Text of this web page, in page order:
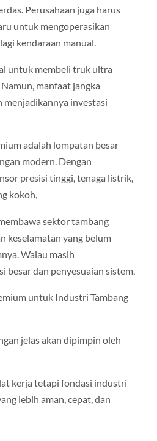
Perusahaan juga harus
untuk mengoperasikan
kendaraan manual.
untuk membeli truk ultra
manfaat jangka
menjadikannya investasi
adalah lompatan besar
modern. Dengan
presisi tinggi, tenaga listrik,
kokoh,
sektor tambang
keselamatan yang belum
Walau masih
besar dan penyesuaian sistem,
untuk Industri Tambang
jelas akan dipimpin oleh
kerja tetapi fondasi industri
lebih aman, cepat, dan